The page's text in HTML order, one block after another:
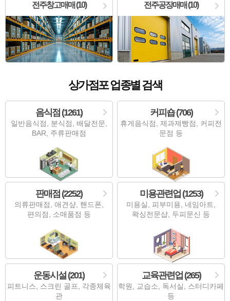
전주창고매매 (10) 전주공장매매 (10)
상가점포 업종별 검색
음식점 (1261)
일반음식점, 분식점, 배달전문,
BAR, 주류판매점
커피숍 (706)
휴게음식점, 제과제빵점, 커피전
문점 등
판매점 (2252)
의류판매점, 애견샾, 핸드폰,
편의점, 소매품점 등
미용관련업 (1253)
미용실, 피부미용, 네임아트,
왁싱전문샵, 두피문신 등
운동시설 (201)
피트니스, 스크린 골프, 각종체육
관
교육관련업 (265)
학원, 교습소, 독서실, 스터디카페
등